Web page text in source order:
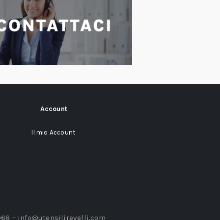
Account
Il mio Account
– info@utensilirevelli.com